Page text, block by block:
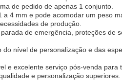
de pedido de apenas 1 conjunto.
4 mm e pode acomodar um peso
de produção.
de emergência, proteções
nível de personalização e das
excelente serviço pós-venda
e personalização superiores.